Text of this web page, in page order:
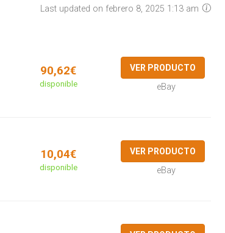
Last updated on febrero 8, 2025 1:13 am
90,62€
disponible
VER PRODUCTO
eBay
10,04€
disponible
VER PRODUCTO
eBay